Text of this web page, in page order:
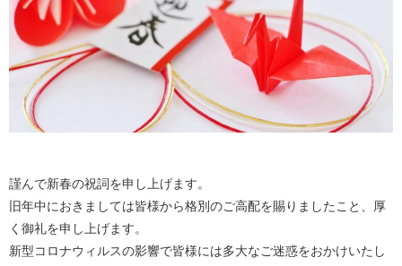
謹んで新春の祝詞を申し上げます。
旧年中におきましては皆様から格別のご高配を賜りましたこと、厚
く御礼を申し上げます。
新型コロナウィルスの影響で皆様には多大なご迷惑をおかけいたし